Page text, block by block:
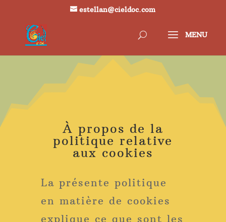
estellan@cieldoc.com
À propos de la
politique relative
aux cookies
La présente politique
en matière de cookies
explique ce que sont les